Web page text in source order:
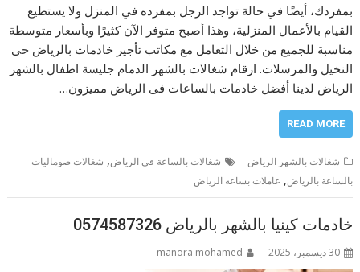
بمفردك، أيضًا في حالة تواجد الرجل بمفرده في المنزل ولا يستطيع
القيام بالأعمال المنزلية، وهذا أصبح متوفر الآن كثيرًا وبأسعار متوسطة
مناسبة للجميع من خلال التعامل مع مكاتب تأجير خادمات بالرياض حى
النخيل والمرسلات. ارقام شغالات بالشهر الدمام جليسة اطفال بالشهر
الرياض لدينا أفضل خادمات بالساعات فى الرياض مميزون…
READ MORE
شغالات بالشهر الرياض شغالات بالساعة في الرياض, شغالات صوماليات
بالساعة بالرياض, عاملات بساعه الرياض
خادمات كينيا بالشهر بالرياض 0574587326
30 ديسمبر، 2025 manora mohamed